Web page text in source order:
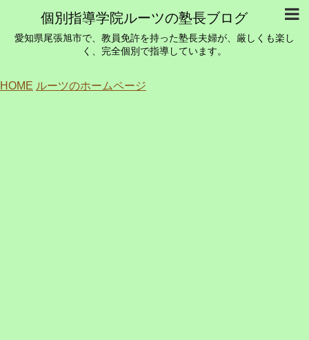
個別指導学院ルーツの塾長ブログ
愛知県尾張旭市で、教員免許を持った塾長夫婦が、厳しくも楽し
く、完全個別で指導しています。
HOME ルーツのホームページ